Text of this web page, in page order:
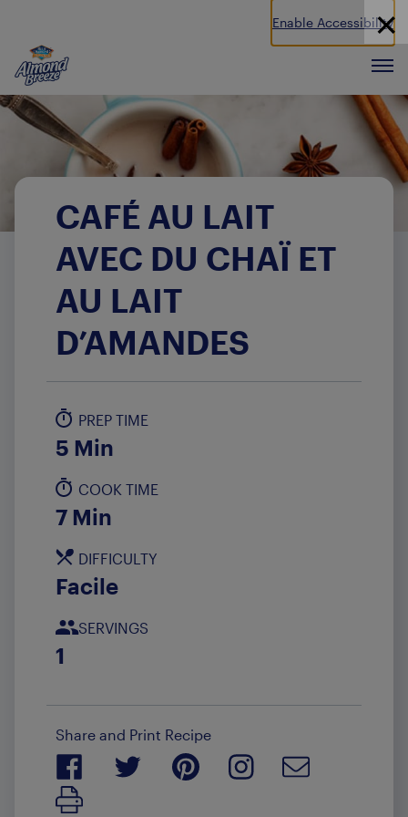
Enable Accessibility
Almond Breeze
CAFÉ AU LAIT
AVEC DU CHAÏ ET
AU LAIT
D’AMANDES
PREP TIME
5 Min
COOK TIME
7 Min
DIFFICULTY
Facile
SERVINGS
1
Share and Print Recipe